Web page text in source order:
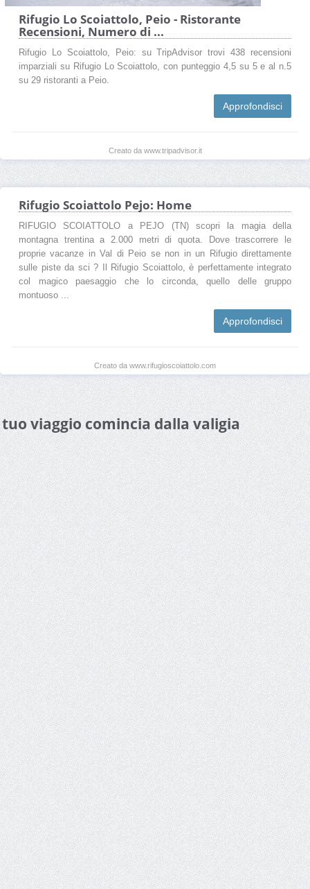
Rifugio Lo Scoiattolo, Peio - Ristorante
Recensioni, Numero di ...
Rifugio Lo Scoiattolo, Peio: su TripAdvisor trovi 438 recensioni
imparziali su Rifugio Lo Scoiattolo, con punteggio 4,5 su 5 e al n.5
su 29 ristoranti a Peio.
Approfondisci
Creato da www.tripadvisor.it
Rifugio Scoiattolo Pejo: Home
RIFUGIO SCOIATTOLO a PEJO (TN) scopri la magia della
montagna trentina a 2.000 metri di quota. Dove trascorrere le
proprie vacanze in Val di Peio se non in un Rifugio direttamente
sulle piste da sci ? Il Rifugio Scoiattolo, è perfettamente integrato
col magico paesaggio che lo circonda, quello delle gruppo
montuoso ...
Approfondisci
Creato da www.rifugioscoiattolo.com
viaggio comincia dalla valigia